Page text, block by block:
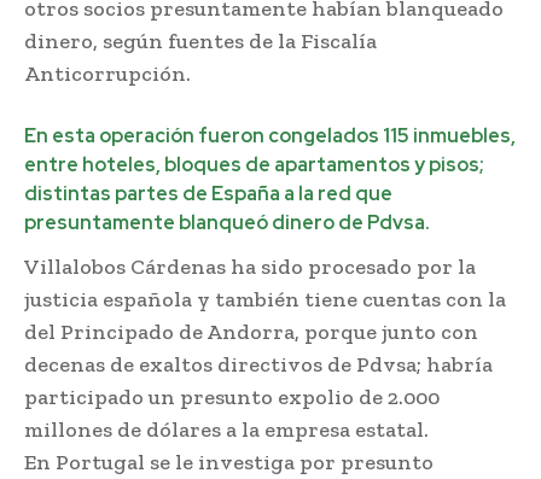
otros socios presuntamente habían blanqueado
dinero, según fuentes de la Fiscalía
Anticorrupción.
En esta operación fueron congelados 115 inmuebles,
entre hoteles, bloques de apartamentos y pisos;
distintas partes de España a la red que
presuntamente blanqueó dinero de Pdvsa.
Villalobos Cárdenas ha sido procesado por la
justicia española y también tiene cuentas con la
del Principado de Andorra, porque junto con
decenas de exaltos directivos de Pdvsa; habría
participado un presunto expolio de 2.000
millones de dólares a la empresa estatal.
En Portugal se le investiga por presunto